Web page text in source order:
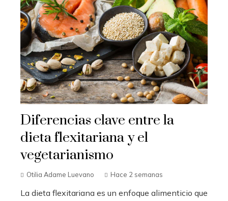
Diferencias clave entre la
dieta flexitariana y el
vegetarianismo
Otilia Adame Luevano Hace 2 semanas
La dieta flexitariana es un enfoque alimenticio que